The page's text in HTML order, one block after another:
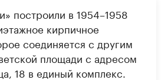
построили в 1954–1958
кирпичное
соединяется с другим
площади с адресом
18 в единый комплекс.